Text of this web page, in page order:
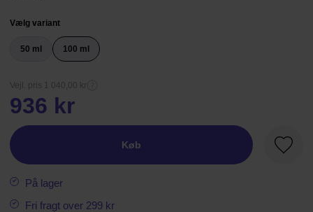
Vælg variant
50 ml 100 ml
Vejl. pris 1 040,00 kr
936 kr
Køb
På lager
Fri fragt over 299 kr